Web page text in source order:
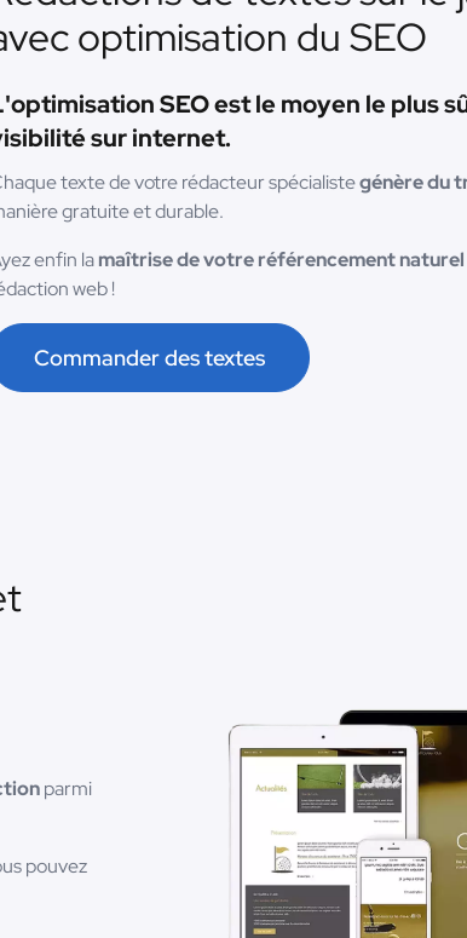
optimisation du SEO
SEO est le moyen le plus
sur internet.
texte de votre rédacteur spécialistegénère du
gratuite et durable.
enfin lamaîtrise de votre référencement naturel
web !
Commander des textes
parmi
pouvez